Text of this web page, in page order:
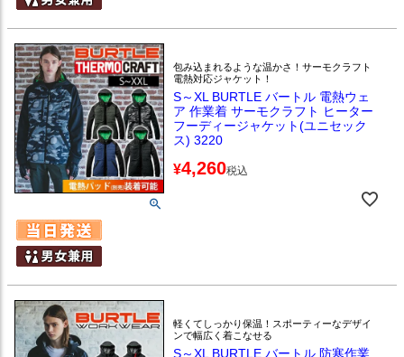
包み込まれるような温かさ！サーモクラフト
電熱対応ジャケット！
S～XL BURTLE バートル 電熱ウェ
ア 作業着 サーモクラフト ヒーター
フーディージャケット(ユニセック
ス) 3220
¥4,260税込
軽くてしっかり保温！スポーティーなデザイ
ンで幅広く着こなせる
S～XL BURTLE バートル 防寒作業